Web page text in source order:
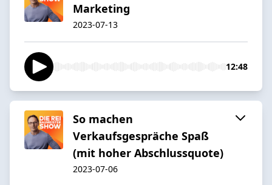
Marketing
2023-07-13
12:48
So machen
Verkaufsgespräche Spaß
(mit hoher Abschlussquote)
2023-07-06